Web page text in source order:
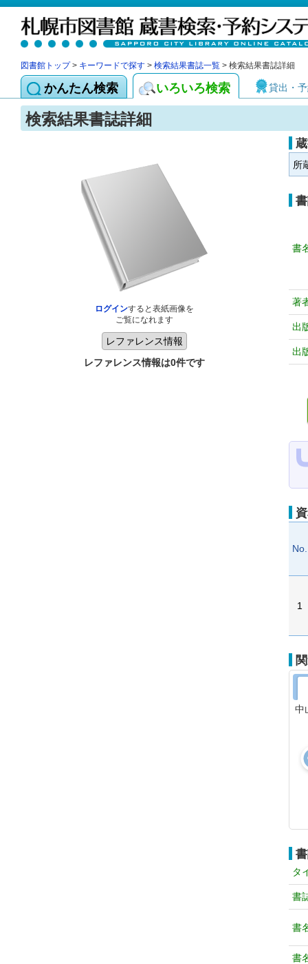
図書館トップ> キーワードで探す > 検索結果書誌一覧 > 検索結果書誌詳細
かんたん検索 いろいろ検索 貸出・
検索結果書誌詳細
ログインすると表紙画像を
ご覧になれます
レファレンス情報は0件です
所
書
著
出
出
No.
1
中
タ
書
書
書